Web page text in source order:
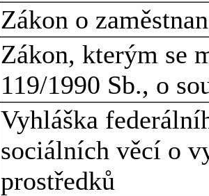
Zákon o
Zákon, kterým se
119/1990 Sb., o
Vyhláška
sociálních věcí o
prostředků